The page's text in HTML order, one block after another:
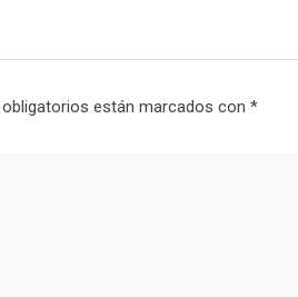
están marcados con *